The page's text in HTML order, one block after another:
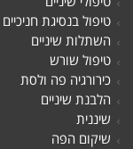
טיפול בנסיגת חניכיים
השתלות שיניים
טיפול שורש
כירורגיה פה ולסת
הלבנת שיניים
שיננית
שיקום הפה